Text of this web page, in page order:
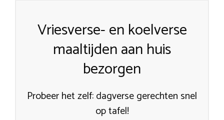
Vriesverse- en koelverse
maaltijden aan huis
bezorgen
Probeer het zelf: dagverse gerechten snel
op tafel!